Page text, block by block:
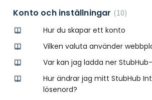
Konto och inställningar
10
Hur du skapar ett konto
Vilken valuta använder
Var kan jag ladda ner
Hur ändrar jag mitt StubHub
lösenord?